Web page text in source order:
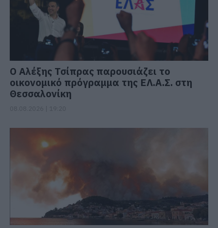
Ο Αλέξης Τσίπρας παρουσιάζει το
οικονομικό πρόγραμμα της ΕΛ.Α.Σ. στη
Θεσσαλονίκη